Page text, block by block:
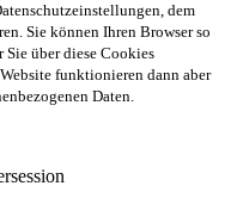
dem
Sie können Ihren Browser so
über diese Cookies
funktionieren dann aber
Daten.